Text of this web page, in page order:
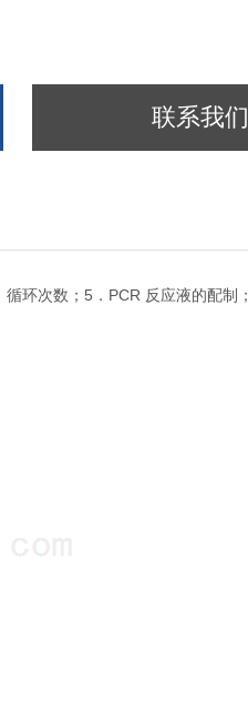
联系我们
循环次数； 5 ． PCR 反应液的配制；